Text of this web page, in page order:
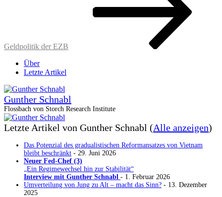
Geldpolitik der EZB
Über
Letzte Artikel
Gunther Schnabl
Flossbach von Storch Research Institute
Letzte Artikel von Gunther Schnabl (Alle anzeigen)
Das Potenzial des gradualistischen Reformansatzes von Vietnam
bleibt beschränkt - 29. Juni 2026
Neuer Fed-Chef (3)
„Ein Regimewechsel hin zur Stabilität“
Interview mit Gunther Schnabl - 1. Februar 2026
Umverteilung von Jung zu Alt – macht das Sinn? - 13. Dezember
2025